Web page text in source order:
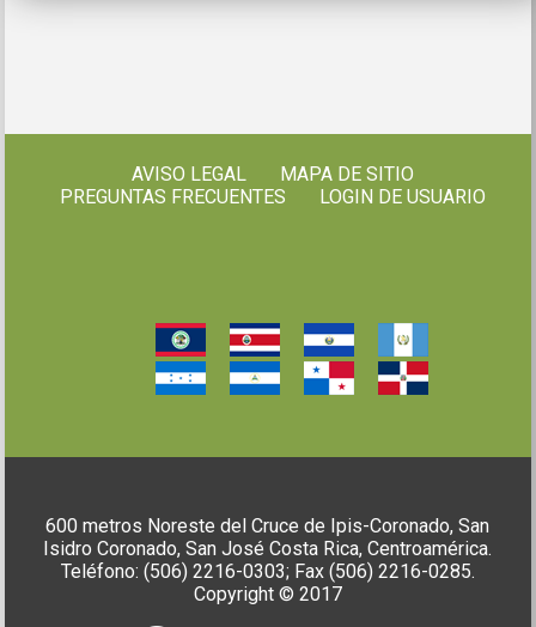
AVISO LEGAL
MAPA DE SITIO
PREGUNTAS FRECUENTES
LOGIN DE USUARIO
600 metros Noreste del Cruce de Ipis-Coronado, San
Isidro Coronado, San José Costa Rica, Centroamérica.
Teléfono: (506) 2216-0303; Fax (506) 2216-0285.
Copyright © 2017